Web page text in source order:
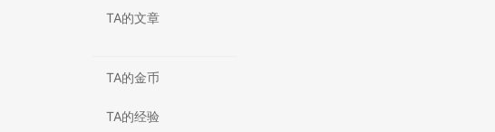
TA的文章
TA的金币
TA的经验